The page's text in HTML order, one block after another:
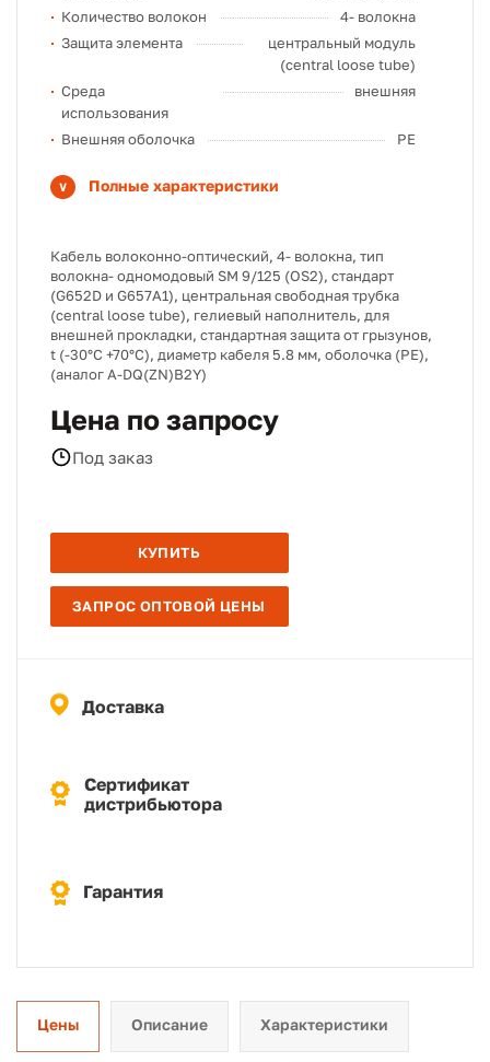
Количество волокон
4- волокна
Защита элемента
центральный модуль
(central loose tube)
Среда
использования
внешняя
Внешняя оболочка PE
Полные характеристики
Кабель волоконно-оптический, 4- волокна, тип
волокна- одномодовый SM 9/125 (OS2), стандарт
(G652D и G657A1), центральная свободная трубка
(central loose tube), гелиевый наполнитель, для
внешней прокладки, стандартная защита от грызунов,
t (-30°C +70°C), диаметр кабеля 5.8 мм, оболочка (PE),
(аналог A-DQ(ZN)B2Y)
Цена по запросу
Под заказ
КУПИТЬ
ЗАПРОС ОПТОВОЙ ЦЕНЫ
Доставка
Сертификат
дистрибьютора
Гарантия
Цены Описание Характеристики